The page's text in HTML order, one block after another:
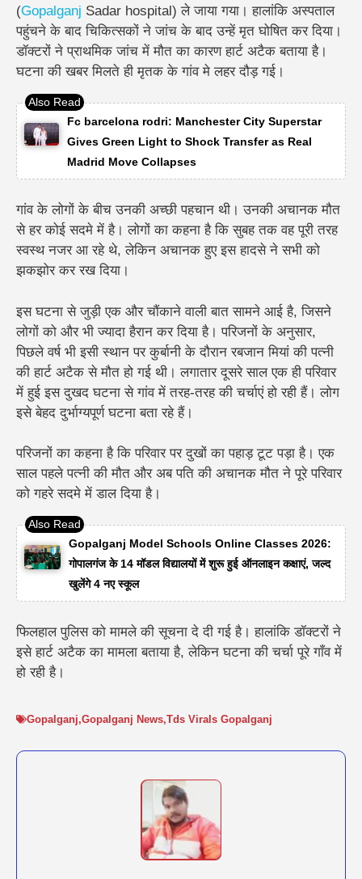
(Gopalganj Sadar hospital) ले जाया गया। हालांकि अस्पताल
पहुंचने के बाद चिकित्सकों ने जांच के बाद उन्हें मृत घोषित कर दिया।
डॉक्टरों ने प्राथमिक जांच में मौत का कारण हार्ट अटैक बताया है।
घटना की खबर मिलते ही मृतक के गांव मे लहर दौड़ गई।
Fc barcelona rodri: Manchester City Superstar
Gives Green Light to Shock Transfer as Real
Madrid Move Collapses
गांव के लोगों के बीच उनकी अच्छी पहचान थी। उनकी अचानक मौत
से हर कोई सदमे में है। लोगों का कहना है कि सुबह तक वह पूरी तरह
स्वस्थ नजर आ रहे थे, लेकिन अचानक हुए इस हादसे ने सभी को
झकझोर कर रख दिया।
इस घटना से जुड़ी एक और चौंकाने वाली बात सामने आई है, जिसने
लोगों को और भी ज्यादा हैरान कर दिया है। परिजनों के अनुसार,
पिछले वर्ष भी इसी स्थान पर कुर्बानी के दौरान रबजान मियां की पत्नी
की हार्ट अटैक से मौत हो गई थी। लगातार दूसरे साल एक ही परिवार
में हुई इस दुखद घटना से गांव में तरह-तरह की चर्चाएं हो रही हैं। लोग
इसे बेहद दुर्भाग्यपूर्ण घटना बता रहे हैं।
परिजनों का कहना है कि परिवार पर दुखों का पहाड़ टूट पड़ा है। एक
साल पहले पत्नी की मौत और अब पति की अचानक मौत ने पूरे परिवार
को गहरे सदमे में डाल दिया है।
Gopalganj Model Schools Online Classes 2026:
गोपालगंज के 14 मॉडल विद्यालयों में शुरू हुई ऑनलाइन कक्षाएं, जल्द
खुलेंगे 4 नए स्कूल
फिलहाल पुलिस को मामले की सूचना दे दी गई है। हालांकि डॉक्टरों ने
इसे हार्ट अटैक का मामला बताया है, लेकिन घटना की चर्चा पूरे गाँव में
हो रही है।
Gopalganj,Gopalganj News,Tds Virals Gopalganj